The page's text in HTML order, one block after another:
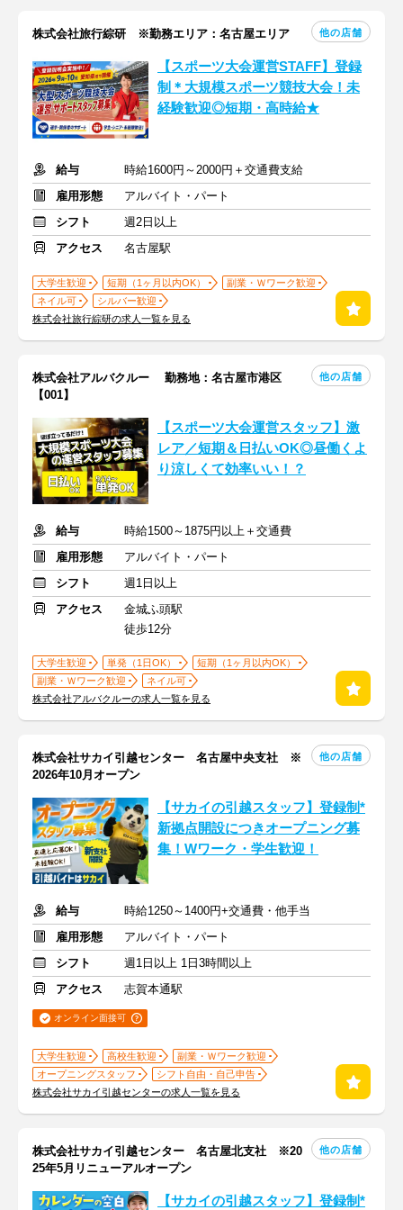
株式会社旅行綜研 ※勤務エリア：名古屋エリア 他の店舗
【スポーツ大会運営STAFF】登録
制＊大規模スポーツ競技大会！未
経験歓迎◎短期・高時給★
給与
時給1600円～2000円＋交通費支給
雇用形態
アルバイト・パート
シフト
週2日以上
アクセス
名古屋駅
大学生歓迎 短期（1ヶ月以内OK）
副業・Ｗワーク歓迎
ネイル可
シルバー歓迎
株式会社旅行綜研の求人一覧を見る
株式会社アルバクルー 勤務地：名古屋市港区
【001】
他の店舗
【スポーツ大会運営スタッフ】激
レア／短期＆日払いOK◎昼働くよ
り涼しくて効率いい！？
給与
時給1500～1875円以上＋交通費
雇用形態
アルバイト・パート
シフト
週1日以上
アクセス
金城ふ頭駅
徒歩12分
大学生歓迎 単発（1日OK）
短期（1ヶ月以内OK）
副業・Ｗワーク歓迎
ネイル可
株式会社アルバクルーの求人一覧を見る
株式会社サカイ引越センター 名古屋中央支社 ※
2026年10月オープン
他の店舗
【サカイの引越スタッフ】登録制*
新拠点開設につきオープニング募
集！Wワーク・学生歓迎！
給与
時給1250～1400円+交通費・他手当
雇用形態
アルバイト・パート
シフト
週1日以上 1日3時間以上
アクセス
志賀本通駅
オンライン面接可
大学生歓迎 高校生歓迎
副業・Ｗワーク歓迎
オープニングスタッフ
シフト自由・自己申告
株式会社サカイ引越センターの求人一覧を見る
株式会社サカイ引越センター 名古屋北支社 ※20
25年5月リニューアルオープン
他の店舗
【サカイの引越スタッフ】登録制*